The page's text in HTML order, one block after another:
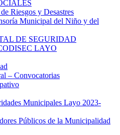
Riesgos y Desastres
Municipal del Niño y del
DE SEGURIDAD
LAYO
– Convocatorias
Municipales Layo 2023-
Públicos de la Municipalidad